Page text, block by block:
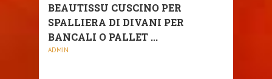
BEAUTISSU CUSCINO PER
SPALLIERA DI DIVANI PER
BANCALI O PALLET ...
ADMIN